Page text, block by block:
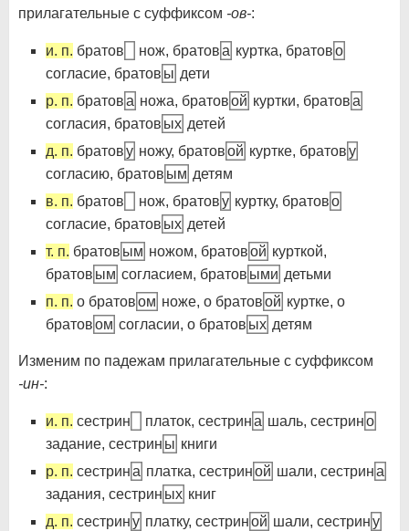
прилагательные с суффиксом -ов-:
и. п. братов нож, братова куртка, братово
согласие, братов ы дети
р. п. братова ножа, братовой куртки, братова
согласия, братов ых детей
д. п. братову ножу, братовой куртке, братову
согласию, братов ым детям
в. п. братов нож, братову куртку, братово
согласие, братов ых детей
т. п. братов ым ножом, братовой курткой,
братов ым согласием, братов ыми детьми
п. п. о братовом ноже, о братовой куртке, о
братовом согласии, о братов ых детям
Изменим по падежам прилагательные с суффиксом
-ин-:
и. п. сестрин платок, сестрина шаль, сестрино
задание, сестрин ы книги
р. п. сестрина платка, сестриной шали, сестрина
задания, сестрин ых книг
д. п. сестрину платку, сестриной шали, сестрину